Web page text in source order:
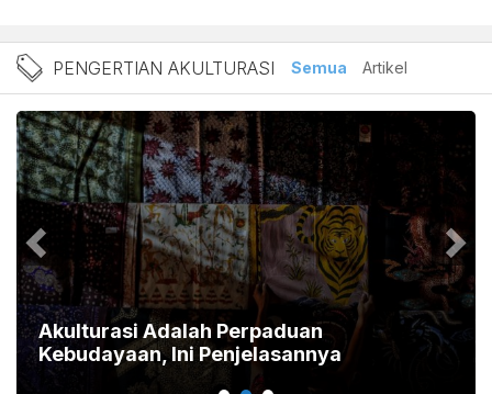
Berita Pengertian
PENGERTIAN AKULTURASI Semua Artikel
Akulturasi Adalah Perpaduan
Kebudayaan, Ini Penjelasannya